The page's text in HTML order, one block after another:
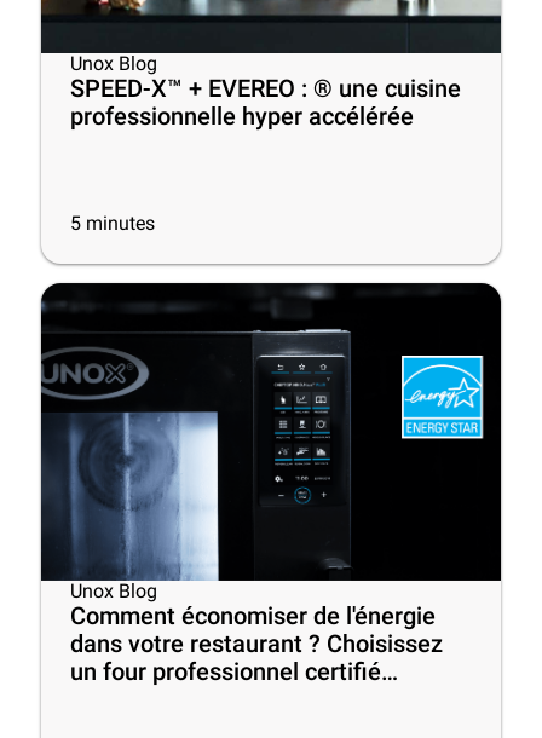
Unox Blog
SPEED-X™ + EVEREO : ® une cuisine
professionnelle hyper accélérée
5 minutes
Unox Blog
Comment économiser de l'énergie
dans votre restaurant ? Choisissez
un four professionnel certifié